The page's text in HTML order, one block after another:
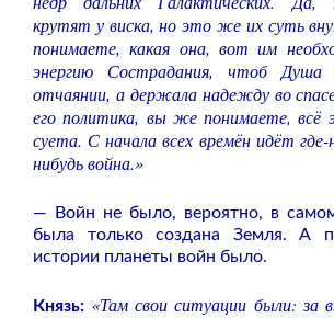
крутят у виска, но это же их суть
понимаете, какая она, вот им
энергию Сострадания, чтоб
отчаянии, а держала надежду во
его политика, вы же понимаете, всё
суета. С начала всех времён идёт где-
нибудь война.»
— Войн не было, вероятно, в
была только создана Земля. А
истории планеты войн было.
Князь: «Там свои ситуации были: за